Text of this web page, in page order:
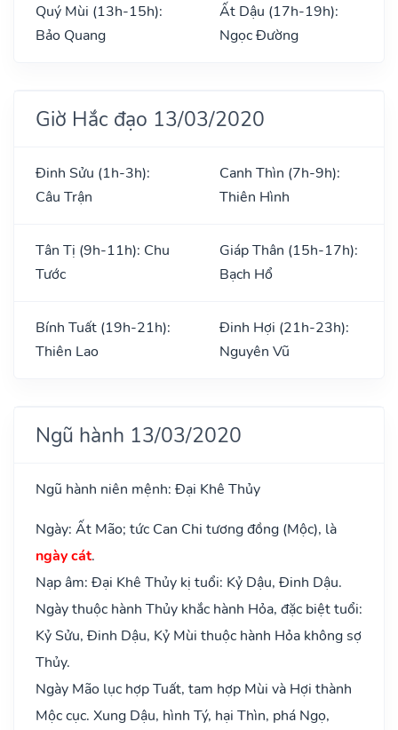
Quý Mùi (13h-15h):
Bảo Quang
Ất Dậu (17h-19h):
Ngọc Đường
Giờ Hắc đạo 13/03/2020
Đinh Sửu (1h-3h):
Câu Trận
Canh Thìn (7h-9h):
Thiên Hình
Tân Tị (9h-11h): Chu
Tước
Giáp Thân (15h-17h):
Bạch Hổ
Bính Tuất (19h-21h):
Thiên Lao
Đinh Hợi (21h-23h):
Nguyên Vũ
Ngũ hành 13/03/2020
Ngũ hành niên mệnh: Đại Khê Thủy
Ngày: Ất Mão; tức Can Chi tương đồng (Mộc), là
ngày cát.
Nạp âm: Đại Khê Thủy kị tuổi: Kỷ Dậu, Đinh Dậu.
Ngày thuộc hành Thủy khắc hành Hỏa, đặc biệt tuổi:
Kỷ Sửu, Đinh Dậu, Kỷ Mùi thuộc hành Hỏa không sợ
Thủy.
Ngày Mão lục hợp Tuất, tam hợp Mùi và Hợi thành
Mộc cục. Xung Dậu, hình Tý, hại Thìn, phá Ngọ,